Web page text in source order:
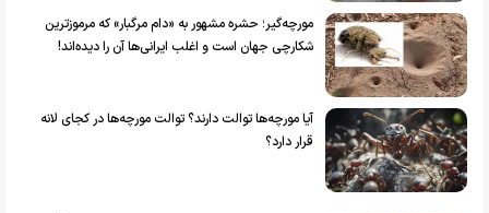
مورچه‌گیر؛ حشره مشهور به «دام مرگبار» که مرموزترین
شکارچی جهان است و اغلب ایرانی‌ها آن را دیده‌اند!
آیا مورچه‌ها توالت دارند؟ توالت مورچه‌ها در کجای لانه
قرار دارد؟